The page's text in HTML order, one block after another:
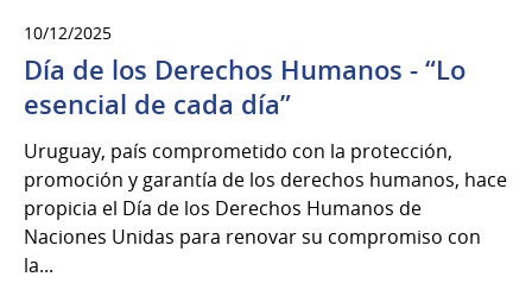
10/12/2025
Día de los Derechos Humanos - “Lo
esencial de cada día”
Uruguay, país comprometido con la protección,
promoción y garantía de los derechos humanos, hace
propicia el Día de los Derechos Humanos de
Naciones Unidas para renovar su compromiso con
la...